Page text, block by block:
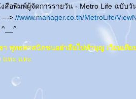
พิมพ์ผู้จัดการรายวัน - Metro Life ฉบับวั
---> //www.manager.co.th/MetroLife/
^__^
พุทธศาสนิกชนอย่าลืมไปทำบุญ เวียนเที
แหะ แหะ